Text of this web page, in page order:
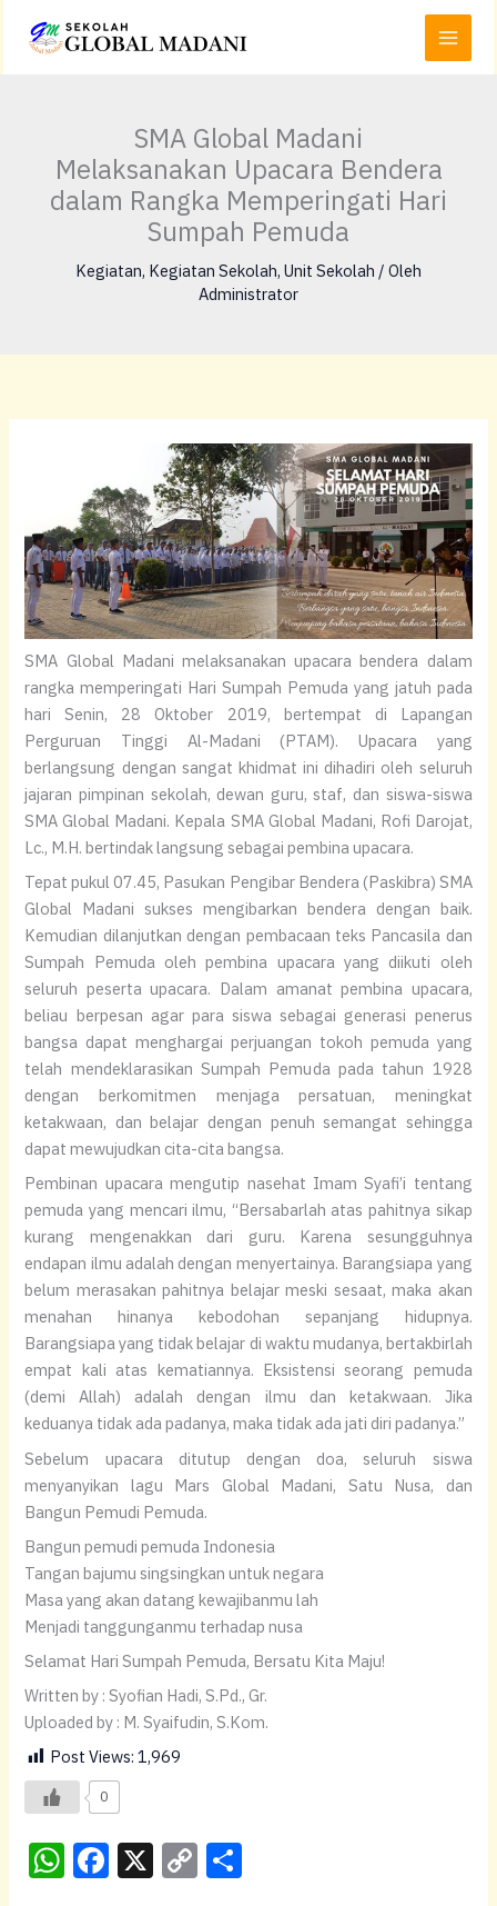
Main
Menu
SMA Global Madani
Melaksanakan Upacara Bendera
dalam Rangka Memperingati Hari
Sumpah Pemuda
Kegiatan, Kegiatan Sekolah, Unit Sekolah / Oleh
Administrator
SMA Global Madani melaksanakan upacara bendera dalam
rangka memperingati Hari Sumpah Pemuda yang jatuh pada
hari Senin, 28 Oktober 2019, bertempat di Lapangan
Perguruan Tinggi Al-Madani (PTAM). Upacara yang
berlangsung dengan sangat khidmat ini dihadiri oleh seluruh
jajaran pimpinan sekolah, dewan guru, staf, dan siswa-siswa
SMA Global Madani. Kepala SMA Global Madani, Rofi Darojat,
Lc., M.H. bertindak langsung sebagai pembina upacara.
Tepat pukul 07.45, Pasukan Pengibar Bendera (Paskibra) SMA
Global Madani sukses mengibarkan bendera dengan baik.
Kemudian dilanjutkan dengan pembacaan teks Pancasila dan
Sumpah Pemuda oleh pembina upacara yang diikuti oleh
seluruh peserta upacara. Dalam amanat pembina upacara,
beliau berpesan agar para siswa sebagai generasi penerus
bangsa dapat menghargai perjuangan tokoh pemuda yang
telah mendeklarasikan Sumpah Pemuda pada tahun 1928
dengan berkomitmen menjaga persatuan, meningkat
ketakwaan, dan belajar dengan penuh semangat sehingga
dapat mewujudkan cita-cita bangsa.
Pembinan upacara mengutip nasehat Imam Syafi’i tentang
pemuda yang mencari ilmu, “Bersabarlah atas pahitnya sikap
kurang mengenakkan dari guru. Karena sesungguhnya
endapan ilmu adalah dengan menyertainya. Barangsiapa yang
belum merasakan pahitnya belajar meski sesaat, maka akan
menahan hinanya kebodohan sepanjang hidupnya.
Barangsiapa yang tidak belajar di waktu mudanya, bertakbirlah
empat kali atas kematiannya. Eksistensi seorang pemuda
(demi Allah) adalah dengan ilmu dan ketakwaan. Jika
keduanya tidak ada padanya, maka tidak ada jati diri padanya.”
Sebelum upacara ditutup dengan doa, seluruh siswa
menyanyikan lagu Mars Global Madani, Satu Nusa, dan
Bangun Pemudi Pemuda.
Bangun pemudi pemuda Indonesia
Tangan bajumu singsingkan untuk negara
Masa yang akan datang kewajibanmu lah
Menjadi tanggunganmu terhadap nusa
Selamat Hari Sumpah Pemuda, Bersatu Kita Maju!
Written by : Syofian Hadi, S.Pd., Gr.
Uploaded by : M. Syaifudin, S.Kom.
Post Views: 1,969
0
W F X C